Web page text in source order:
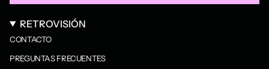
RETROVISIÓN
CONTACTO
PREGUNTAS FRECUENTES